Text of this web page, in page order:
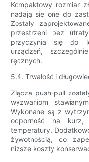
Kompaktowy rozmiar
nadają się one do
Zostały
przestrzeni bez
przyczynia się do
urządzeń,
ręcznych.
5.4. Trwałość i
Złącza push-pull
wyzwaniom
Wykonane są z
odporność na kurz,
temperatury.
żywotnością, co
niższe koszty